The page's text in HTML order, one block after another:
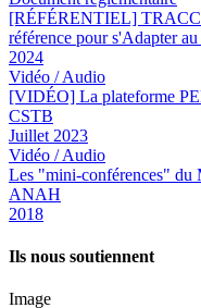
[RÉFÉRENTIEL] TRACC
référence pour s'Adapter
2024
Vidéo / Audio
[VIDÉO] La plateforme
CSTB
Juillet 2023
Vidéo / Audio
Les "mini-conférences" du
ANAH
2018
Ils nous soutiennent
Image